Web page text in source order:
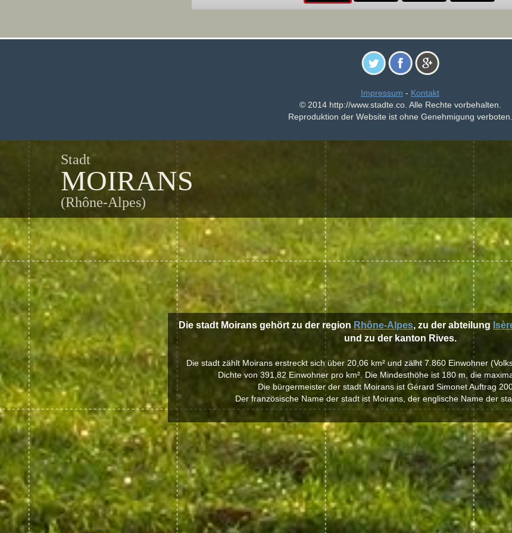
Impressum - Kontakt
© 2014 http://www.stadte.co. Alle Rechte vorbehalten.
Reproduktion der Website ist ohne Genehmigung verboten.
Stadt
MOIRANS
(Rhône-Alpes)
Die stadt Moirans gehört zu der region Rhône-Alpes, zu der abteilung
und zu der kanton Rives.
Die stadt zählt Moirans erstreckt sich über 20,06 km² und zälht 7.860 Einwohner
Dichte von 391,82 Einwohner pro km². Die Mindesthöhe ist 180 m, die
Die bürgermeister der stadt Moirans ist Gérard Simonet Auftrag
Der französische Name der stadt ist Moirans, der englische Name der